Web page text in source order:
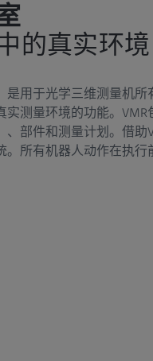
的真实环境
是用于光学三维测量机
实测量环境的功能。
、部件和测量计划。借
。所有机器人动作在执